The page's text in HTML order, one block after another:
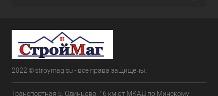
2022 © stroymag.su - все права защищены.
Транспортная 5. Одинцово. ( 6 км от МКАД по Минскому